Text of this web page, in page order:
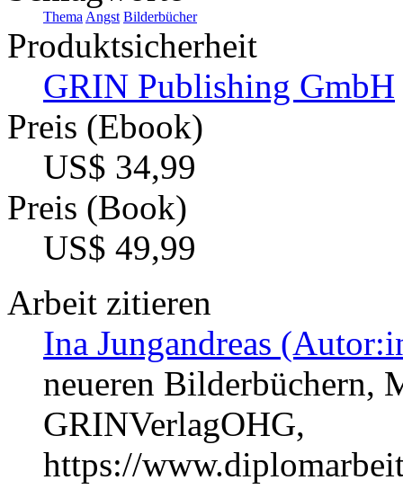
Thema Angst Bilderbücher
Produktsicherheit
GRIN Publishing GmbH
Preis (Ebook)
US$ 34,99
Preis (Book)
US$ 49,99
Arbeit zitieren
Ina Jungandreas
neueren Bilderbüchern,
GRINVerlagOHG,
https://